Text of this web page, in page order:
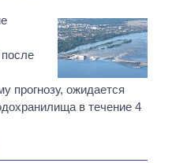
прогнозу, ожидается
в течение 4